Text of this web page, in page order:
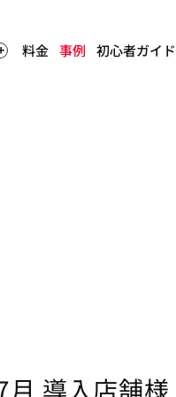
料金 事例 初心者ガイド
導入店舗様